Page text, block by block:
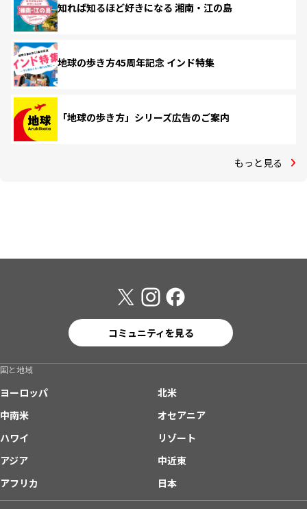
知れば知るほど好きになる 湘南・江の島
地球の歩き方45周年記念 インド特集
「地球の歩き方」シリーズ広告のご案内
もっと見る
コミュニティを見る
国と地域
ヨーロッパ
北米
中南米
オセアニア
ハワイ
リゾート
アジア
中近東
アフリカ
日本